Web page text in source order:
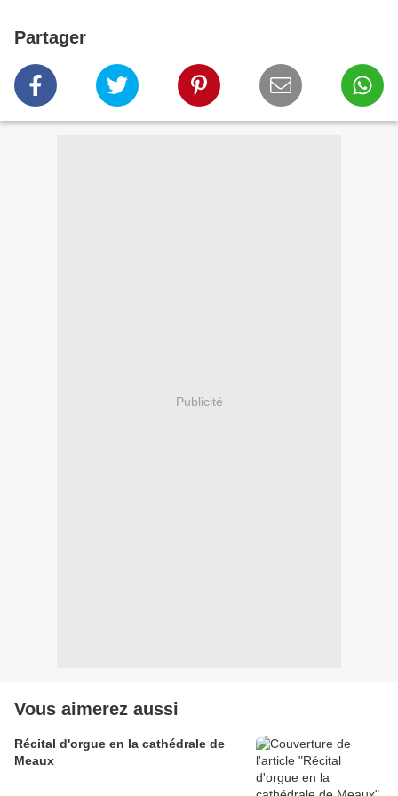
Partager
Publicité
Vous aimerez aussi
Récital d'orgue en la cathédrale de
Meaux